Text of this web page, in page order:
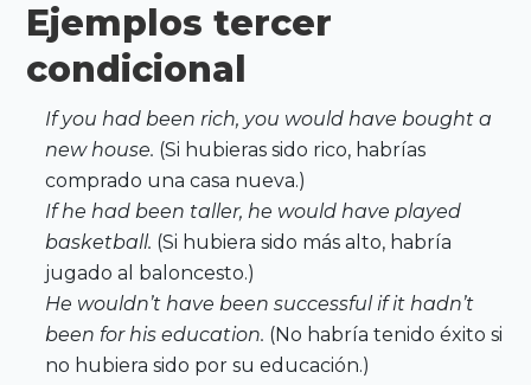
Ejemplos tercer
condicional
If you had been rich, you would have bought a
new house. (Si hubieras sido rico, habrías
comprado una casa nueva.)
If he had been taller, he would have played
basketball. (Si hubiera sido más alto, habría
jugado al baloncesto.)
He wouldn’t have been successful if it hadn’t
been for his education. (No habría tenido éxito si
no hubiera sido por su educación.)